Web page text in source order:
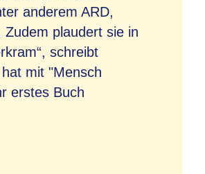
anderem ARD,
plaudert sie in
schreibt
mit "Mensch
erstes Buch